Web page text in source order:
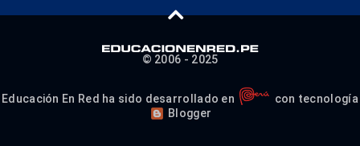
© 2006 - 2025
Educación En Red ha sido desarrollado en
con tecnología
Blogger